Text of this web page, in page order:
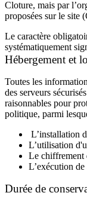
Cloture, mais par
proposées sur le site
Le caractère
systématiquement
Hébergement et
Toutes les
des serveurs
raisonnables pour
politique, parmi
L’installation
L’utilisation
Le chiffrement
L’exécution de
Durée de